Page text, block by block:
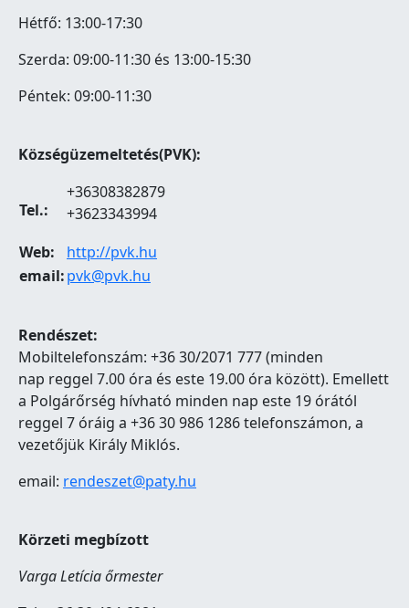
Hétfő: 13:00-17:30
Szerda: 09:00-11:30 és 13:00-15:30
Péntek: 09:00-11:30
Községüzemeltetés(PVK):
Tel.:
+36308382879
+3623343994
Web:
http://pvk.hu
email:pvk@pvk.hu
Rendészet:
Mobiltelefonszám: +36 30/2071 777 (minden
nap reggel 7.00 óra és este 19.00 óra között). Emellett
a Polgárőrség hívható minden nap este 19 órától
reggel 7 óráig a +36 30 986 1286 telefonszámon, a
vezetőjük Király Miklós.
email: rendeszet@paty.hu
Körzeti megbízott
Varga Letícia őrmester